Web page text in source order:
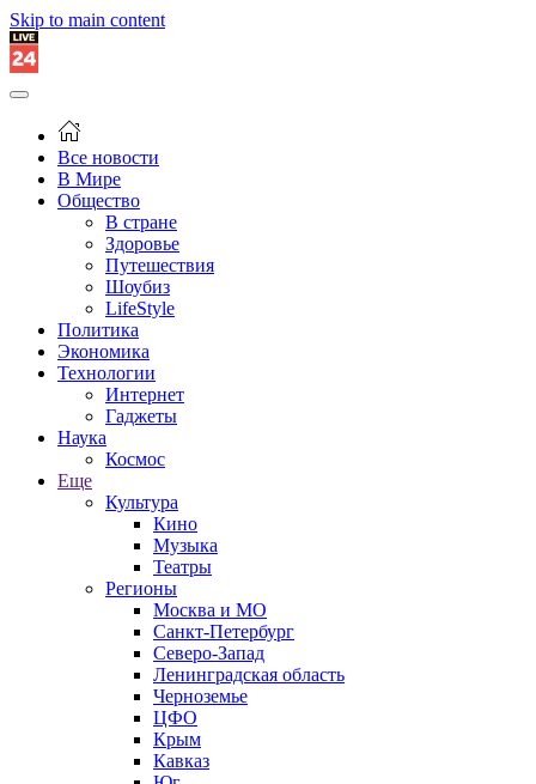
Skip to main content
Все новости
В Мире
Общество
В стране
Здоровье
Путешествия
Шоубиз
LifeStyle
Политика
Экономика
Технологии
Интернет
Гаджеты
Наука
Космос
Еще
Культура
Кино
Музыка
Театры
Регионы
Москва и МО
Санкт-Петербург
Северо-Запад
Ленинградская область
Черноземье
ЦФО
Крым
Кавказ